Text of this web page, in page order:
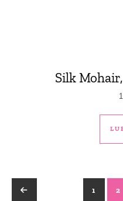
Silk
1 2